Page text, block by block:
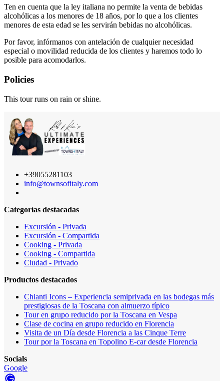
Ten en cuenta que la ley italiana no permite la venta de bebidas
alcohólicas a los menores de 18 años, por lo que a los clientes
menores de esta edad se les servirán bebidas no alcohólicas.
Por favor, infórmanos con antelación de cualquier necesidad
especial o movilidad reducida de los clientes y haremos todo lo
posible para acomodarlos.
Policies
This tour runs on rain or shine.
+39055281103
info@townsofitaly.com
Categorías destacadas
Excursión - Privada
Excursión - Compartida
Cooking - Privada
Cooking - Compartida
Ciudad - Privado
Productos destacados
Chianti Icons – Experiencia semiprivada en las bodegas más
prestigiosas de la Toscana con almuerzo típico
Tour en grupo reducido por la Toscana en Vespa
Clase de cocina en grupo reducido en Florencia
Visita de un Día desde Florencia a las Cinque Terre
Tour por la Toscana en Topolino E-car desde Florencia
Socials
Google